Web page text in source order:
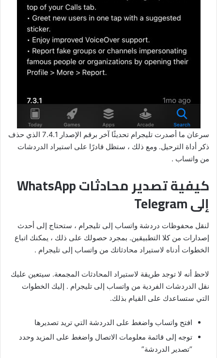
سرعان ما أصدرت تليجرام تحديثًا آخر برقم الإصدار 7.4.1 الذي حذف
ذكر أداة الترحيل. ومع ذلك ، ستظل قادرًا على استيراد الدردشات
من واتساب .
كيفية تصدير محادثات WhatsApp
إلى Telegram
لنقل محفوظات دردشة واتساب إلى تليجرام ، ستحتاج إلى أحدث
إصدارات من كلا التطبيقين. بمجرد حصولك على ذلك ، يمكنك اتباع
الخطوات أدناه لاستيراد محادثاتك من واتساب إلى تليجرام .
لاحظ أنه لا توجد طريقة لاستيراد المحادثات المجمعة. سيتعين عليك
نقل الدردشات الفردية من واتساب إلى تليجرام . إليك الخطوات
التي ستساعدك على القيام بذلك.
افتح واتساب واضغط على الدردشة التي تريد تصديرها
توجه إلى قائمة معلومات الاتصال واضغط على المزيد وحدد
“تصدير الدردشة”